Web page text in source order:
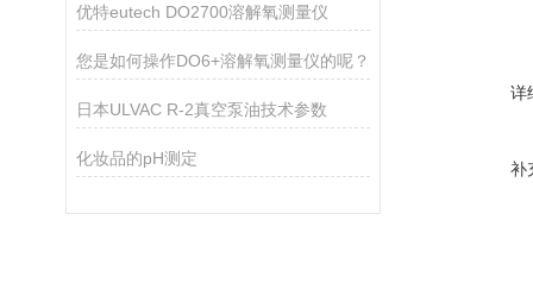
优特eutech DO2700溶解氧测量仪
您是如何操作DO6+溶解氧测量仪的呢？
日本ULVAC R-2真空泵油技术参数
化妆品的pH测定
详
补